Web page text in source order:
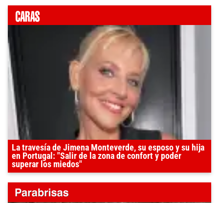
La travesía de Jimena Monteverde, su esposo y su hija
en Portugal: "Salir de la zona de confort y poder
superar los miedos"